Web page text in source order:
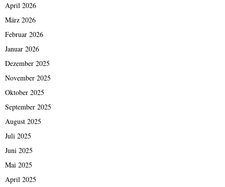
April 2026
März 2026
Februar 2026
Januar 2026
Dezember 2025
November 2025
Oktober 2025
September 2025
August 2025
Juli 2025
Juni 2025
Mai 2025
April 2025